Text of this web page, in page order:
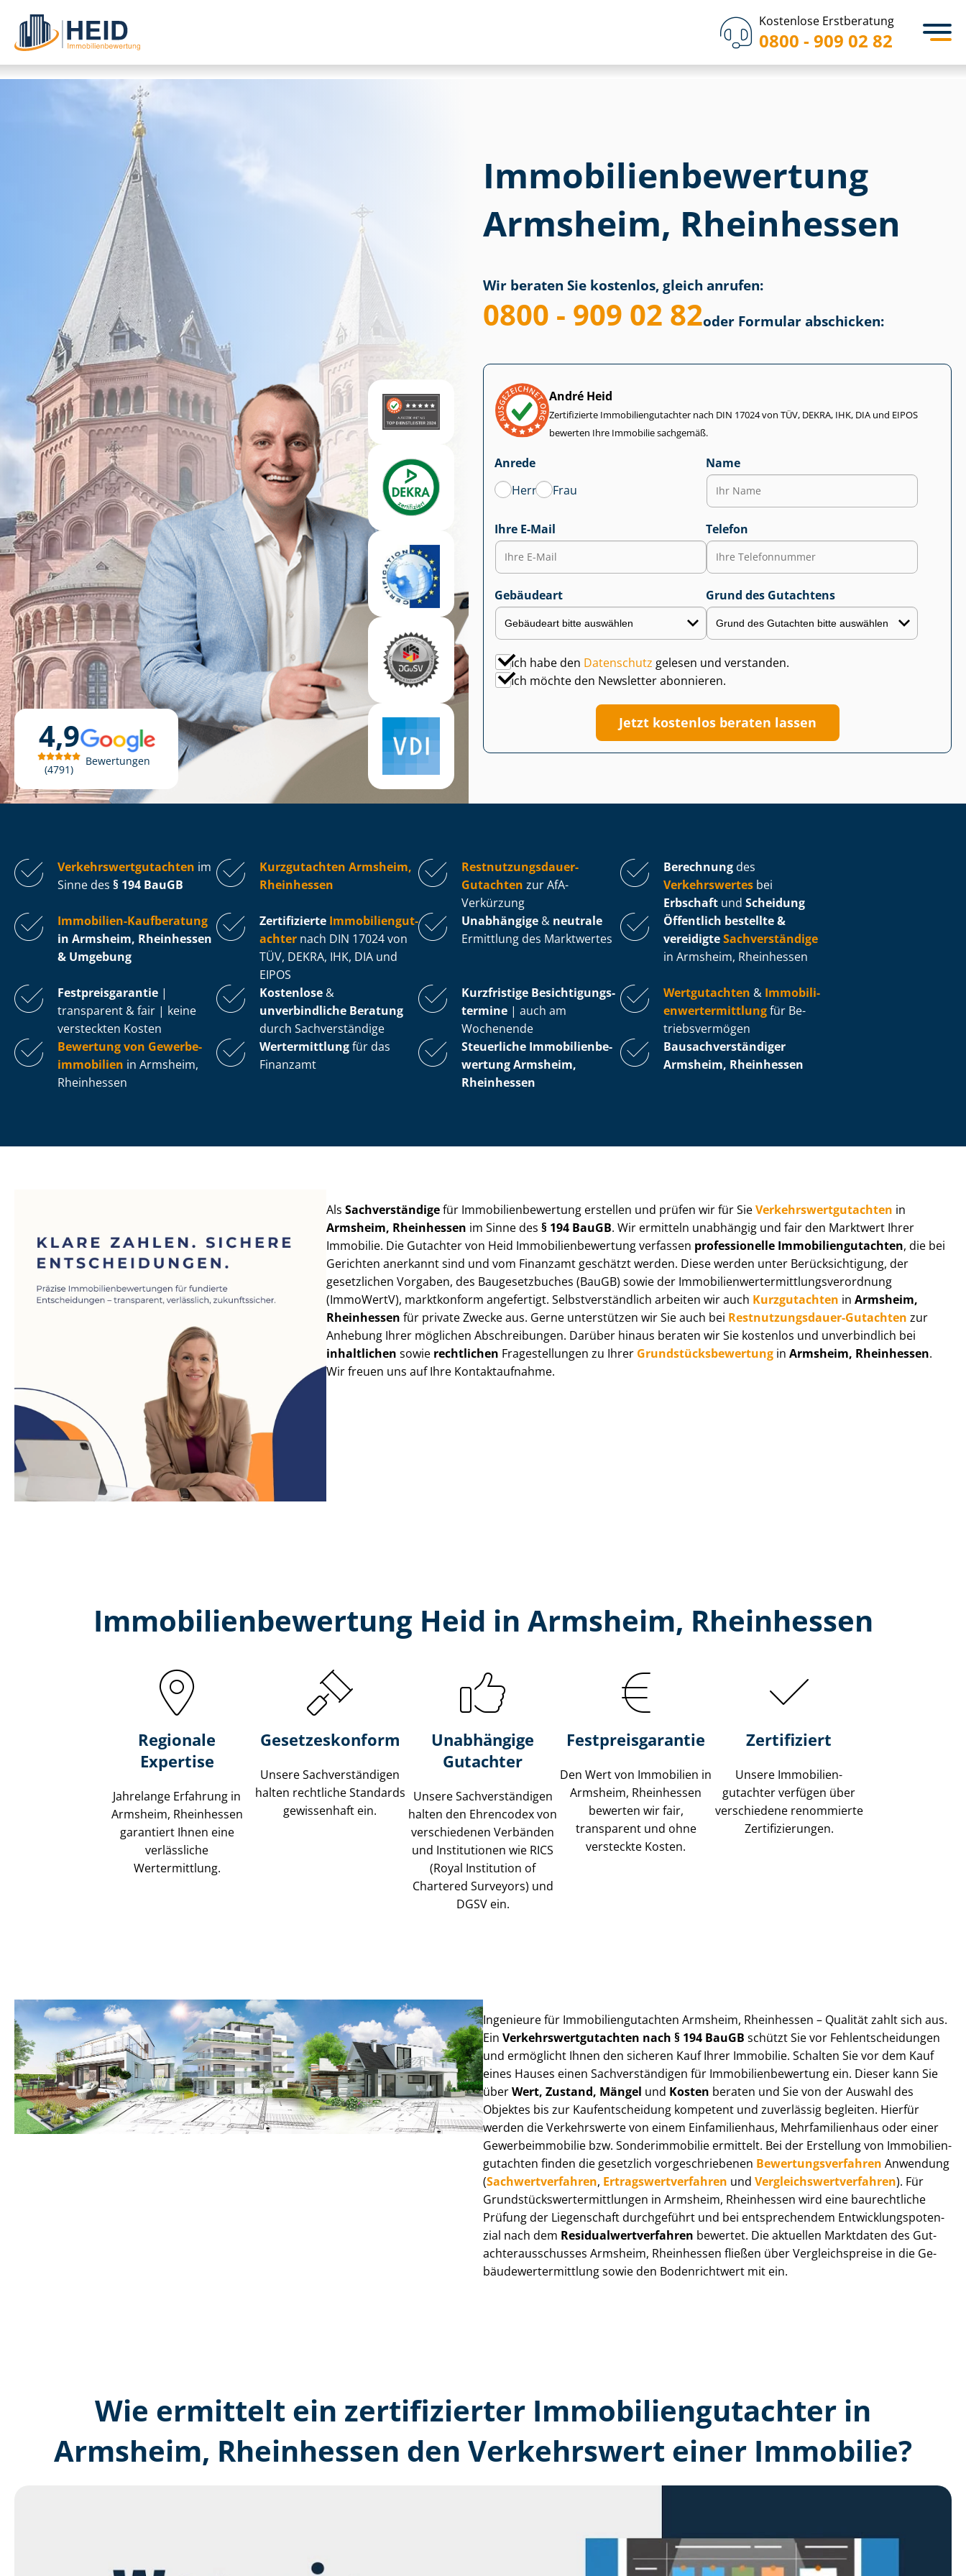
Kostenlose Erstberatung
0800 - 909 02 82
4,9
4791
Bewertungen
Immobilien­bewertung
Armsheim, Rheinhessen
Wir beraten Sie kostenlos, gleich anrufen:
0800 - 909 02 82oder Formular abschicken:
André Heid
Zertifizierte Im­mo­bi­li­en­gut­ach­ter nach DIN 17024 von TÜV, DEKRA, IHK, DIA und EIPOS
bewerten Ihre Immobilie sachgemäß.
Anrede
Herr
Frau
Name
Ihre E-Mail Telefon
Gebäudeart Grund des Gutachtens
Ich habe den Datenschutz gelesen und verstanden.
Ich möchte den Newsletter abonnieren.
Jetzt kostenlos beraten lassen
Ver­kehrs­wert­gut­ach­ten im
Sinne des § 194 BauGB
Kurzgutachten Armsheim,
Rheinhessen
Rest­nut­zungs­dau­er-
Gutachten zur AfA-
Verkürzung
Berechnung des
Verkehrswertes bei
Erbschaft und Scheidung
Immobilien-Kaufberatung
in Armsheim, Rheinhessen
& Umgebung
Zertifizierte Im­mo­bi­li­en­gut­
ach­ter nach DIN 17024 von
TÜV, DEKRA, IHK, DIA und
EIPOS
Unabhängige & neutrale
Ermittlung des Marktwertes
Öffentlich bestellte &
vereidigteSachverständige
in Armsheim, Rheinhessen
Fest­preis­ga­ran­tie |
transparent & fair | keine
versteckten Kosten
Kostenlose &
unverbindliche Beratung
durch Sachverständige
Kurzfristige Be­sich­ti­gungs­
ter­mi­ne | auch am
Wochenende
Wertgutachten & Im­mo­bi­li­
en­wert­ermitt­lungfür Be­
triebs­ver­mö­gen
Bewertung von Ge­wer­be­
im­mo­bi­li­en in Armsheim,
Rheinhessen
Wertermittlungfür das
Finanzamt
Steuerliche Im­mo­bi­li­en­be­
wer­tungArmsheim,
Rheinhessen
Bau­sach­ver­stän­di­ger
Armsheim, Rheinhessen
AlsSachverständigefür Im­mo­bi­li­en­be­wer­tung erstellen und prüfen wir für SieVer­kehrs­wert­gut­ach­ten in
Armsheim, Rheinhessen im Sinne des§ 194 BauGB. Wir ermitteln unabhängig und fair den Marktwert Ihrer
Immobilie. Die Gutachter von Heid Im­mo­bi­li­en­be­wer­tung verfassen professionelle Im­mo­bi­li­en­gut­ach­ten, die bei
Gerichten anerkannt sind und vom Finanzamt geschätzt werden. Diese werden unter Be­rück­sich­ti­gung, der
gesetzlichen Vorgaben, des Baugesetzbuches (BauGB) sowie der Im­mo­bi­li­en­wert­ermitt­lungs­ver­ord­nung
(ImmoWertV), marktkonform angefertigt. Selbst­ver­ständ­lich arbeiten wir auch Kurzgutachten in Armsheim,
Rheinhessen für private Zwecke aus. Gerne unterstützen wir Sie auch bei Rest­nut­zungs­dau­er-Gutachten zur
Anhebung Ihrer möglichen Abschreibungen. Darüber hinaus beraten wir Sie kostenlos und unverbindlich bei
inhaltlichen sowie rechtlichen Fragestellungen zu Ihrer Grund­stücks­be­wer­tung inArmsheim, Rheinhessen.
Wir freuen uns auf Ihre Kontaktaufnahme.
Immobilien­bewertung Heid in Armsheim, Rheinhessen
Regionale
Expertise
Jahrelange Erfahrung in
Armsheim, Rheinhessen
garantiert Ihnen eine
verlässliche
Wertermittlung.
Gesetzes­konform
Unsere Sach­ver­stän­di­gen
halten rechtliche Standards
gewissenhaft ein.
Unabhängige
Gutachter
Unsere Sach­ver­stän­di­gen
halten den Ehrencodex von
verschiedenen Verbänden
und Institutionen wie RICS
(Royal Institution of
Chartered Surveyors) und
DGSV ein.
Festpreis​garantie
Den Wert von Immobilien in
Armsheim, Rheinhessen
bewerten wir fair,
transparent und ohne
versteckte Kosten.
Zertifiziert
Unsere Immobilien­
gutachter verfügen über
verschiedene renommierte
Zer­ti­fi­zie­run­gen.
Ingenieure für Im­mo­bi­li­en­gut­ach­ten Armsheim, Rheinhessen – Qualität zahlt sich aus.
Ein Ver­kehrs­wert­gut­ach­ten nach § 194 BauGB schützt Sie vor Fehl­ent­schei­dun­gen
und ermöglicht Ihnen den sicheren Kauf Ihrer Immobilie. Schalten Sie vor dem Kauf
eines Hauses einen Sach­ver­stän­di­gen für Im­mo­bi­li­en­be­wer­tung ein. Dieser kann Sie
überWert, Zustand, Mängel und Kosten beraten und Sie von der Auswahl des
Objektes bis zur Kauf­ent­schei­dung kompetent und zuverlässig begleiten. Hierfür
werden die Verkehrswerte von einem Einfamilienhaus, Mehr­fa­mi­li­en­haus oder einer
Ge­wer­be­im­mo­bi­lie bzw. Sonderimmobilie ermittelt. Bei der Erstellung von Im­mo­bi­li­en­
gut­ach­ten finden die gesetzlich vor­ge­schrie­be­nen Be­wer­tungs­ver­fah­ren Anwendung
(Sach­wert­ver­fah­ren, Er­trags­wert­ver­fah­ren und Ver­gleichs­wert­ver­fah­ren). Für
Grund­stücks­wert­ermitt­lun­gen in Armsheim, Rheinhessen wird eine baurechtliche
Prüfung der Liegenschaft durchgeführt und bei entsprechendem Ent­wick­lungs­po­ten­
zi­al nach dem Re­si­du­al­wert­ver­fah­ren bewertet. Die aktuellen Marktdaten des Gut­
ach­ter­aus­schus­ses Armsheim, Rheinhessen fließen über Ver­gleichs­prei­se in die Ge­
bäu­de­wert­ermitt­lung sowie den Bodenrichtwert mit ein.
Wie ermittelt ein zertifizierter Immobilien­gutachter in
Armsheim, Rheinhessen den Verkehrswert einer Immobilie?